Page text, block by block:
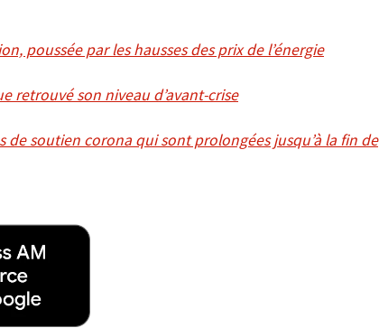
poussée par les hausses des prix de l’énergie
retrouvé son niveau d’avant-crise
de soutien corona qui sont prolongées jusqu’à la fin de